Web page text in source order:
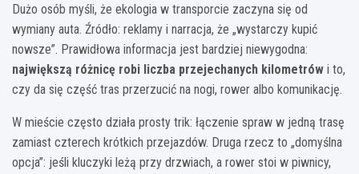
Dużo osób myśli, że ekologia w transporcie zaczyna się od
wymiany auta. Źródło: reklamy i narracja, że „wystarczy kupić
nowsze”. Prawidłowa informacja jest bardziej niewygodna:
największą różnicę robi liczba przejechanych kilometrów i to,
czy da się część tras przerzucić na nogi, rower albo komunikację.
W mieście często działa prosty trik: łączenie spraw w jedną trasę
zamiast czterech krótkich przejazdów. Druga rzecz to „domyślna
opcja”: jeśli kluczyki leżą przy drzwiach, a rower stoi w piwnicy,